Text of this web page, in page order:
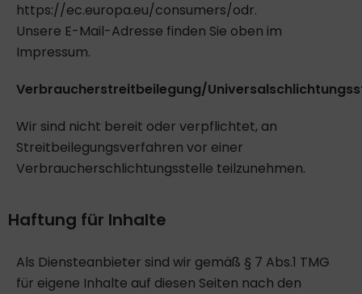
https://ec.europa.eu/consumers/odr.
Unsere E-Mail-Adresse finden Sie oben im
Impressum.
Verbraucherstreitbeilegung/
Wir sind nicht bereit oder verpflichtet, an
Streitbeilegungsverfahren vor einer
Verbraucherschlichtungsstelle teilzunehmen.
Haftung für Inhalte
Als Diensteanbieter sind wir gemäß § 7 Abs.1 TMG
für eigene Inhalte auf diesen Seiten nach den